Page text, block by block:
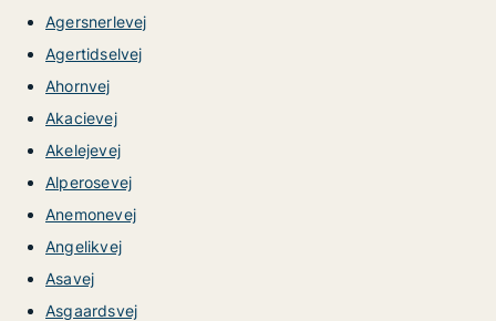
Agersnerlevej
Agertidselvej
Ahornvej
Akacievej
Akelejevej
Alperosevej
Anemonevej
Angelikvej
Asavej
Asgaardsvej